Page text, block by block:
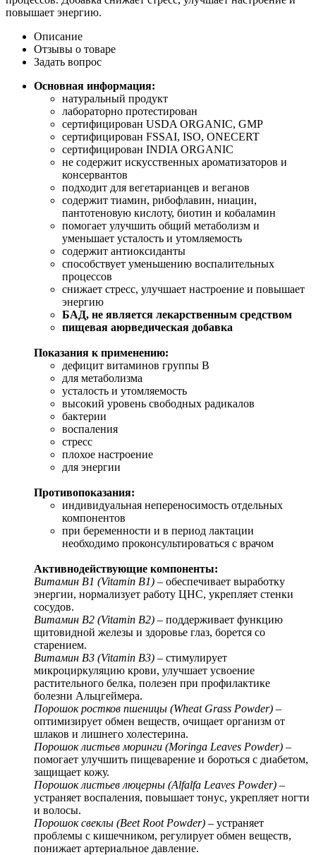
повышает энергию.
Описание
Отзывы о товаре
Задать вопрос
Основная информация:
натуральный продукт
лабораторно протестирован
сертифицирован USDA ORGANIC, GMP
сертифицирован FSSAI, ISO, ONECERT
сертифицирован INDIA ORGANIC
не содержит искусственных ароматизаторов и
консервантов
подходит для вегетарианцев и веганов
содержит тиамин, рибофлавин, ниацин,
пантотеновую кислоту, биотин и кобаламин
помогает улучшить общий метаболизм и
уменьшает усталость и утомляемость
содержит антиоксиданты
способствует уменьшению воспалительных
процессов
снижает стресс, улучшает настроение и повышает
энергию
БАД, не является лекарственным средством
пищевая аюрведическая добавка
Показания к применению:
дефицит витаминов группы В
для метаболизма
усталость и утомляемость
высокий уровень свободных радикалов
бактерии
воспаления
стресс
плохое настроение
для энергии
Противопоказания:
индивидуальная непереносимость отдельных
компонентов
при беременности и в период лактации
необходимо проконсультироваться с врачом
Активнодействующие компоненты:
Витамин B1 (Vitamin B1) – обеспечивает выработку
энергии, нормализует работу ЦНС, укрепляет стенки
сосудов.
Витамин B2 (Vitamin B2) – поддерживает функцию
щитовидной железы и здоровье глаз, борется со
старением.
Витамин B3 (Vitamin B3) – стимулирует
микроциркуляцию крови, улучшает усвоение
растительного белка, полезен при профилактике
болезни Альцгеймера.
Порошок ростков пшеницы (Wheat Grass Powder) –
оптимизирует обмен веществ, очищает организм от
шлаков и лишнего холестерина.
Порошок листьев моринги (Moringa Leaves Powder) –
помогает улучшить пищеварение и бороться с диабетом,
защищает кожу.
Порошок листьев люцерны (Alfalfa Leaves Powder) –
устраняет воспаления, повышает тонус, укрепляет ногти
и волосы.
Порошок свеклы (Beet Root Powder) – устраняет
проблемы с кишечником, регулирует обмен веществ,
понижает артериальное давление.